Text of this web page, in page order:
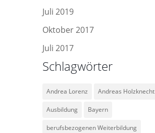
Juli 2019
Oktober 2017
Juli 2017
Schlagwörter
Andrea Lorenz Andreas Holzknecht
Ausbildung Bayern
berufsbezogenen Weiterbildung